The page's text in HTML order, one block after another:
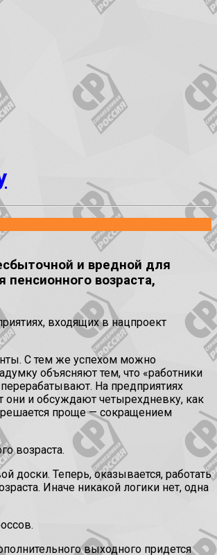
и вредной для
возраста,
входящих в нацпроект
С тем же успехом можно
объясняют тем, что «работники
На предприятиях
они и обсуждают четырехдневку, как
проще — сокращением
возраста.
доски. Теперь, оказывается, работать
Иначе никакой логики нет, одна
выходного придется